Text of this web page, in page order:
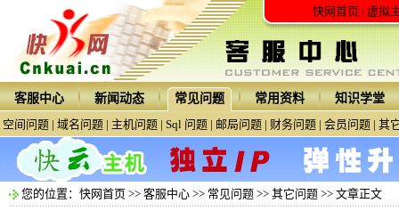
快网首页| 虚拟
客服中心 新闻动态 常见问题 常用资料
知识学堂
空间问题 | 域名问题 | 主机问题 | Sql 问题 | 邮局问题 | 财务问题 | 会员问题 | 其
您的位置： 快网首页 >> 客服中心 >> 常见问题 >> 其它问题 >> 文章正文